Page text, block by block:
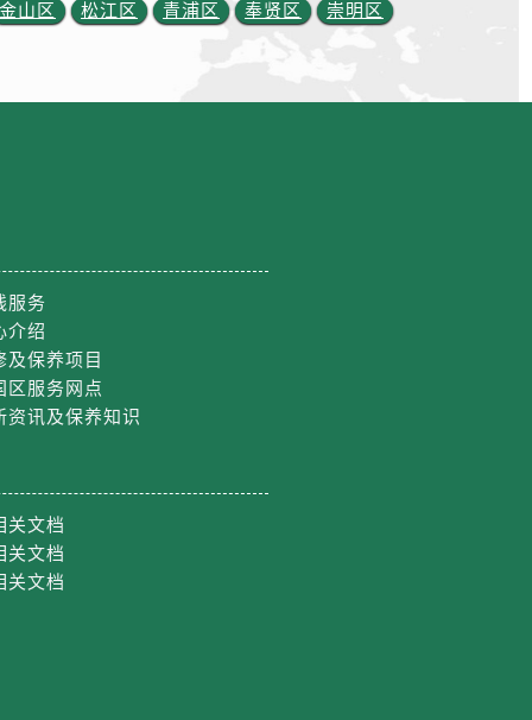
金山区 松江区 青浦区 奉贤区 崇明区
服务
介绍
及保养项目
区服务网点
资讯及保养知识
关文档
关文档
关文档